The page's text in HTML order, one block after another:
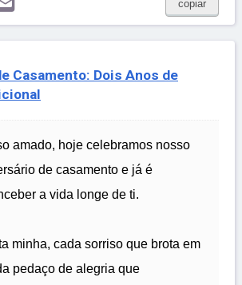
copiar
Casamento: Dois Anos de
amado, hoje celebramos nosso
de casamento e já é
a vida longe de ti.
minha, cada sorriso que brota em
pedaço de alegria que